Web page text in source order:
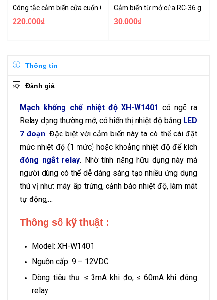
Công tắc cảm biến cửa cuốn OC-55
220.000₫
Cảm biến từ mở cửa RC-36 gắn
30.000₫
Thông tin
Đánh giá
Mạch khống chế nhiệt độ XH-W1401 có ngõ ra
Relay dạng thường mở, có hiển thị nhiệt độ bằng LED
7 đoạn. Đặc biệt với cảm biến này ta có thể cài đặt
mức nhiệt độ (1 mức) hoặc khoảng nhiệt độ để kích
đóng ngắt relay. Nhờ tính năng hữu dụng này mà
người dùng có thể dễ dàng sáng tạo nhiều ứng dụng
thú vị như: máy ấp trứng, cảnh báo nhiệt độ, làm mát
tự động,…
Thông số kỹ thuật :
Model: XH-W1401
Nguồn cấp: 9 – 12VDC
Dòng tiêu thụ: ≤ 3mA khi đo, ≤ 60mA khi đóng
relay